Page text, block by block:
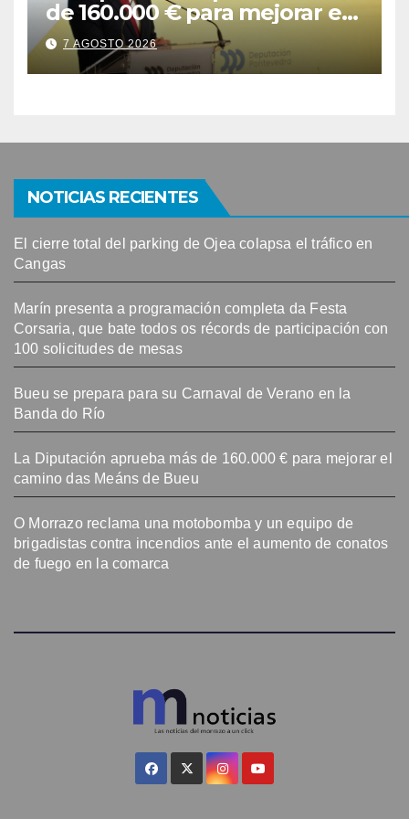
de 160.000 € para mejorar el
camino das Meáns de Bueu
7 AGOSTO 2026
NOTICIAS RECIENTES
El cierre total del parking de Ojea colapsa el tráfico en
Cangas
Marín presenta a programación completa da Festa
Corsaria, que bate todos os récords de participación con
100 solicitudes de mesas
Bueu se prepara para su Carnaval de Verano en la
Banda do Río
La Diputación aprueba más de 160.000 € para mejorar el
camino das Meáns de Bueu
O Morrazo reclama una motobomba y un equipo de
brigadistas contra incendios ante el aumento de conatos
de fuego en la comarca